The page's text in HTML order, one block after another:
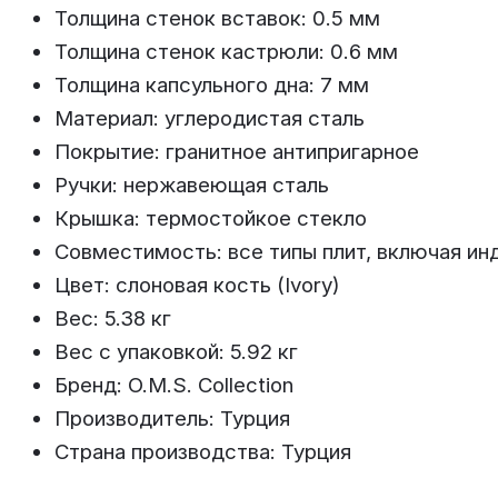
Толщина стенок вставок: 0.5 мм
Толщина стенок кастрюли: 0.6 мм
Толщина капсульного дна: 7 мм
Материал: углеродистая сталь
Покрытие: гранитное антипригарное
Ручки: нержавеющая сталь
Крышка: термостойкое стекло
Совместимость: все типы плит, включая
Цвет: слоновая кость (Ivory)
Вес: 5.38 кг
Вес с упаковкой: 5.92 кг
Бренд: O.M.S. Collection
Производитель: Турция
Страна производства: Турция